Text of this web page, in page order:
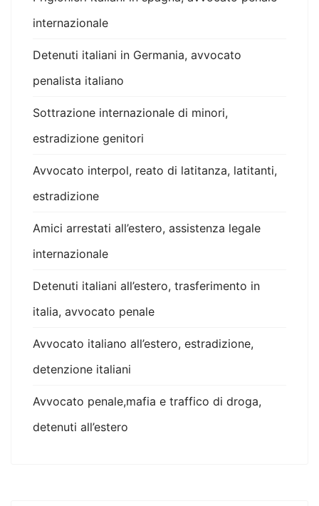
internazionale
Detenuti italiani in Germania, avvocato
penalista italiano
Sottrazione internazionale di minori,
estradizione genitori
Avvocato interpol, reato di latitanza, latitanti,
estradizione
Amici arrestati all’estero, assistenza legale
internazionale
Detenuti italiani all’estero, trasferimento in
italia, avvocato penale
Avvocato italiano all’estero, estradizione,
detenzione italiani
Avvocato penale,mafia e traffico di droga,
detenuti all’estero